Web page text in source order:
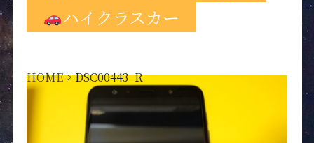
ハイクラスカー
HOME>DSC00443_R